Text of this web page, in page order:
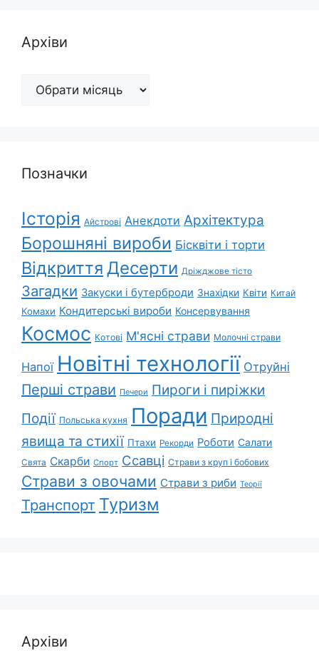
Архіви
Архіви
Позначки
Історія Айстрові Анекдоти Архітектура
Борошняні вироби Бісквіти і торти
Відкриття Десерти Дріжджове тісто
Загадки Закуски і бутерброди Знахідки Квіти Китай
Комахи Кондитерські вироби Консервування
Космос Котові М'ясні страви Молочні страви
Напої Новітні технології Отруйні
Перші страви Печери Пироги і пиріжки
Події Польська кухня Поради Природні
явища та стихії Птахи Рекорди Роботи Салати
Свята Скарби Спорт Ссавці Страви з круп і бобових
Страви з овочами Страви з риби Теорії
Транспорт Туризм
Архіви